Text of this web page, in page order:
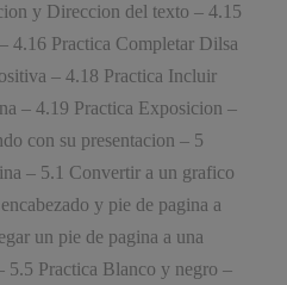
y Direccion del texto – 4.15
4.16 Practica Completar Dilsa
– 4.18 Practica Incluir
– 4.19 Practica Exposicion –
con su presentacion – 5
– 5.1 Convertir a un grafico
y pie de pagina a
un pie de pagina a una
Practica Blanco y negro –